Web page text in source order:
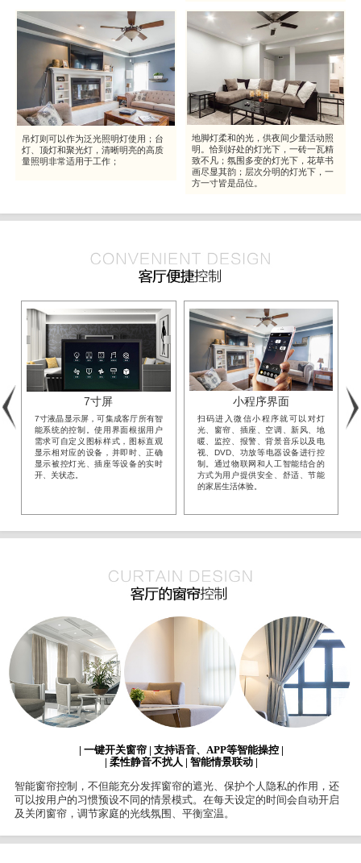
吊灯则可以作为泛光照明灯使用；台
灯、顶灯和聚光灯，清晰明亮的高质
量照明非常适用于工作；
地脚灯柔和的光，供夜间少量活动照
明。恰到好处的灯光下，一砖一瓦精
致不凡；氛围多变的灯光下，花草书
画尽显其韵；层次分明的灯光下，一
方一寸皆是品位。
7寸屏
7寸液晶显示屏，可集成客厅所有智
能系统的控制。使用界面根据用户
需求可自定义图标样式，图标直观
显示相对应的设备，并即时、正确
显示被控灯光、插座等设备的实时
开、关状态。
小程序界面
扫码进入微信小程序就可以对灯
光、窗帘、插座、空调、新风、地
暖、监控、报警、背景音乐以及电
视、DVD、功放等电器设备进行控
制。通过物联网和人工智能结合的
方式为用户提供安全、舒适、节能
的家居生活体验。
| 一键开关窗帘 | 支持语音、APP等智能操控 |
| 柔性静音不扰人 | 智能情景联动 |
智能窗帘控制，不但能充分发挥窗帘的遮光、保护个人隐私的作用，还
可以按用户的习惯预设不同的情景模式。在每天设定的时间会自动开启
及关闭窗帘，调节家庭的光线氛围、平衡室温。